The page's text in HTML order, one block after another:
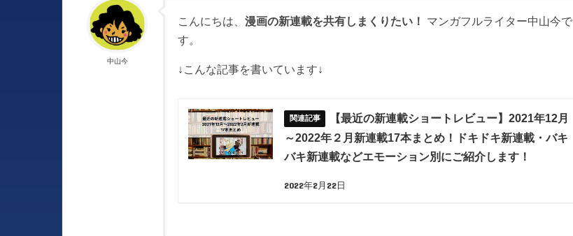
中山今
こんにちは、漫画の新連載を共有しまくりたい！
マンガフルライター中山今で
す。
↓こんな記事を書いています↓
【最近の新連載ショートレビュー】2021年12月
～2022年２月新連載17本まとめ！ドキドキ新連載・バキ
バキ新連載などエモーション別にご紹介します！
2022年2月22日